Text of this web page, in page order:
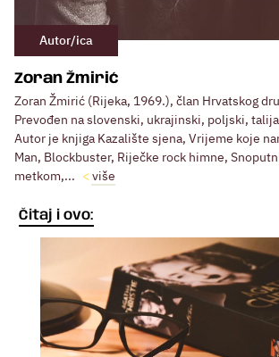
Autor/ica
Zoran Žmirić
Zoran Žmirić (Rijeka, 1969.), član Hrvatskog
Prevođen na slovenski, ukrajinski, poljski,
Autor je knjiga Kazalište sjena, Vrijeme koje
Man, Blockbuster, Riječke rock himne,
metkom,...
više
Čitaj i ovo: